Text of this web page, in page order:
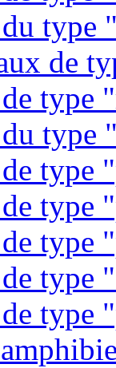
type
de
type
type
type
type
type
type
type